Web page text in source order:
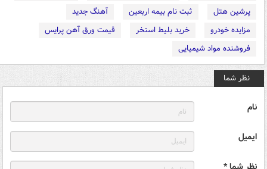
پرشین هتل
ثبت نام بیمه اربعین
آهنگ جدید
مزایده خودرو
خرید بلیط استخر
قیمت ورق آهن پرایس
فروشنده مواد شیمیایی
نظر شما
نام
ایمیل